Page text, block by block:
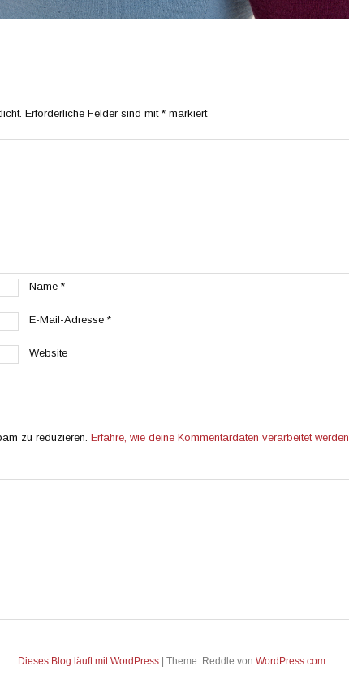
Erforderliche Felder sind mit * markiert
Name *
E-Mail-Adresse *
Website
zu reduzieren. Erfahre, wie deine Kommentardaten verarbeitet werden.
Dieses Blog läuft mit WordPress | Theme: Reddle von WordPress.com